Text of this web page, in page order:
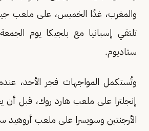
والمغرب، غدًا الخميس، على ملعب
تلتقي إسبانيا مع بلجيكا يوم
ستاديوم.
وتُستكمل المواجهات فجر الأحد،
إنجلترا على ملعب هارد روك، قبل أن
الأرجنتين وسويسرا على ملعب أروهيد